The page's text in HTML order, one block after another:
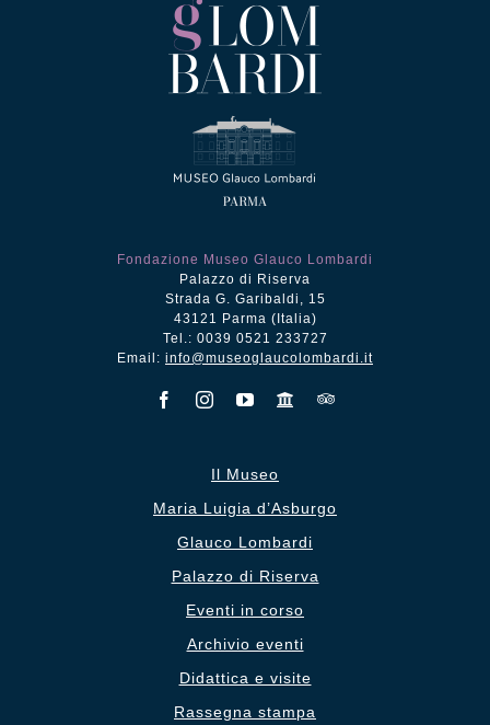
Fondazione Museo Glauco Lombardi
Palazzo di Riserva
Strada G. Garibaldi, 15
43121 Parma (Italia)
Tel.: 0039 0521 233727
Email: info@museoglaucolombardi.it
Il Museo
Maria Luigia d’Asburgo
Glauco Lombardi
Palazzo di Riserva
Eventi in corso
Archivio eventi
Didattica e visite
Rassegna stampa